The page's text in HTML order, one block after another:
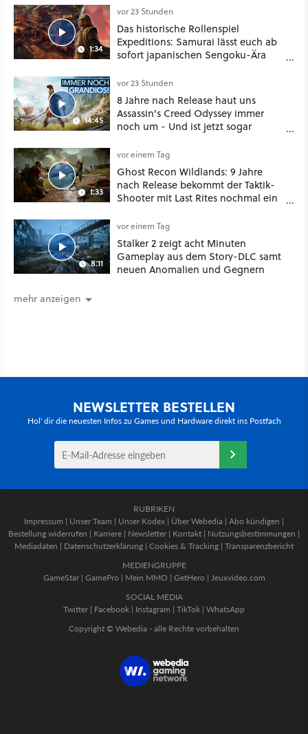
1:34
vor 23 Stunden
Das historische Rollenspiel
Expeditions: Samurai lässt euch ab
sofort japanischen Sengoku-Ära
oder Diplomatie
14:45
vor 23 Stunden
8 Jahre nach Release haut uns
Assassin's Creed Odyssey immer
noch um - Und ist jetzt sogar
1:33
vor einem Tag
Ghost Recon Wildlands: 9 Jahre
nach Release bekommt der Taktik-
Shooter mit Last Rites nochmal ein
8:11
vor einem Tag
Stalker 2 zeigt acht Minuten
Gameplay aus dem Story-DLC samt
neuen Anomalien und Gegnern
mehr anzeigen
NEWSLETTER BESTELLEN
Hol' dir die neuesten Infos zu Games und Hardware direkt ins Postfach
RUBRIKEN
Impressum | Unser Team | Unser Kodex | Über Webedia | Abo kündigen |
Bestellung widerrufen | Karriere | Newsletter | Kontakt | Nutzungsbestimmungen |
Mediadaten | Datenschutzerklärung | Cookies & Tracking | Transparenzbericht
MEDIENGRUPPE
GameStar| GamePro | Mein MMO | GetHero | Jeuxvideo.com
SOCIAL MEDIA
Twitter | Facebook | Instagram | TikTok | WhatsApp
Copyright © Webedia - alle Rechte vorbehalten